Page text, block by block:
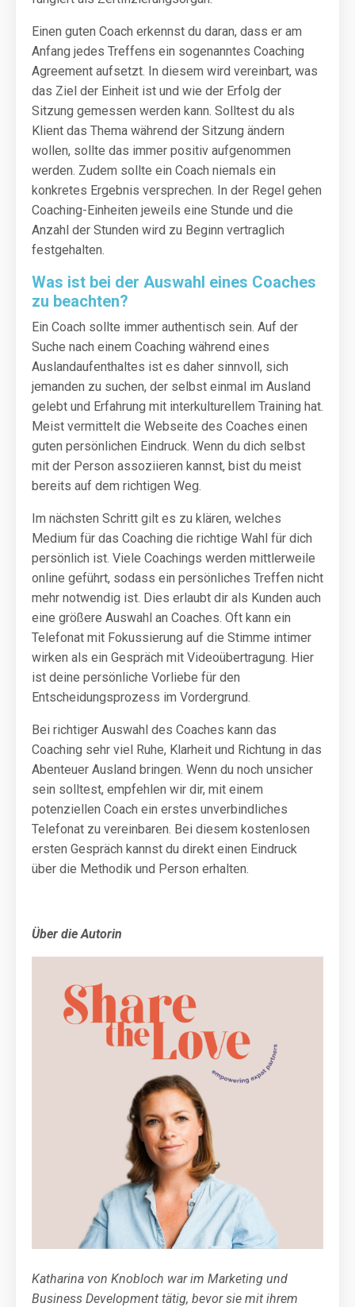
Einen guten Coach erkennst du daran, dass er am
Anfang jedes Treffens ein sogenanntes Coaching
Agreement aufsetzt. In diesem wird vereinbart, was
das Ziel der Einheit ist und wie der Erfolg der
Sitzung gemessen werden kann. Solltest du als
Klient das Thema während der Sitzung ändern
wollen, sollte das immer positiv aufgenommen
werden. Zudem sollte ein Coach niemals ein
konkretes Ergebnis versprechen. In der Regel gehen
Coaching-Einheiten jeweils eine Stunde und die
Anzahl der Stunden wird zu Beginn vertraglich
festgehalten.
Was ist bei der Auswahl eines Coaches
zu beachten?
Ein Coach sollte immer authentisch sein. Auf der
Suche nach einem Coaching während eines
Auslandaufenthaltes ist es daher sinnvoll, sich
jemanden zu suchen, der selbst einmal im Ausland
gelebt und Erfahrung mit interkulturellem Training hat.
Meist vermittelt die Webseite des Coaches einen
guten persönlichen Eindruck. Wenn du dich selbst
mit der Person assoziieren kannst, bist du meist
bereits auf dem richtigen Weg.
Im nächsten Schritt gilt es zu klären, welches
Medium für das Coaching die richtige Wahl für dich
persönlich ist. Viele Coachings werden mittlerweile
online geführt, sodass ein persönliches Treffen nicht
mehr notwendig ist. Dies erlaubt dir als Kunden auch
eine größere Auswahl an Coaches. Oft kann ein
Telefonat mit Fokussierung auf die Stimme intimer
wirken als ein Gespräch mit Videoübertragung. Hier
ist deine persönliche Vorliebe für den
Entscheidungsprozess im Vordergrund.
Bei richtiger Auswahl des Coaches kann das
Coaching sehr viel Ruhe, Klarheit und Richtung in das
Abenteuer Ausland bringen. Wenn du noch unsicher
sein solltest, empfehlen wir dir, mit einem
potenziellen Coach ein erstes unverbindliches
Telefonat zu vereinbaren. Bei diesem kostenlosen
ersten Gespräch kannst du direkt einen Eindruck
über die Methodik und Person erhalten.
Über die Autorin
Katharina von Knobloch war im Marketing und
Business Development tätig, bevor sie mit ihrem